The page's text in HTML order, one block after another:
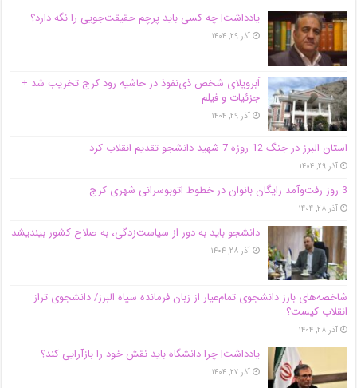
یادداشت| ‌چه کسی باید پرچم حقیقت‌جویی را نگه دارد؟
آذر ۲۹, ۱۴۰۴
اَبَر‌ویلای شخص ذی‌نفوذ در حاشیه‌ رود کرج تخریب شد +
جزئیات و فیلم
آذر ۲۹, ۱۴۰۴
استان البرز در جنگ 12 روزه 7 شهید دانشجو تقدیم انقلاب کرد
آذر ۲۹, ۱۴۰۴
3 روز رفت‌وآمد رایگان بانوان در خطوط اتوبوسرانی شهری کرج
آذر ۲۸, ۱۴۰۴
دانشجو باید به دور از سیاست‌زدگی، به صلاح کشور بیندیشد
آذر ۲۸, ۱۴۰۴
شاخصه‌های بارز دانشجوی تمام‌عیار از زبان فرمانده سپاه البرز/ دانشجوی تراز
انقلاب کیست؟
آذر ۲۸, ۱۴۰۴
یادداشت| چرا دانشگاه باید نقش خود را بازآرایی کند؟
آذر ۲۷, ۱۴۰۴